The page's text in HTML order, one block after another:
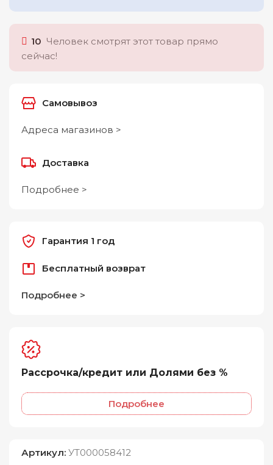
10 Человек смотрят этот товар прямо
сейчас!
Самовывоз
Адреса магазинов >
Доставка
Подробнее >
Гарантия 1 год
Бесплатный возврат
Подробнее >
Рассрочка/кредит или Долями без %
Подробнее
Артикул:УТ000058412